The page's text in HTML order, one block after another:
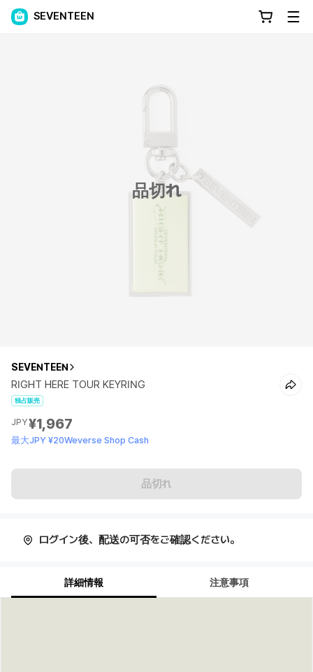
SEVENTEEN
品切れ
SEVENTEEN
RIGHT HERE TOUR KEYRING
独占販売
JPY¥1,967
最大JPY ¥20Weverse Shop Cash
品切れ
ログイン後、配送の可否をご確認ください。
詳細情報 注意事項